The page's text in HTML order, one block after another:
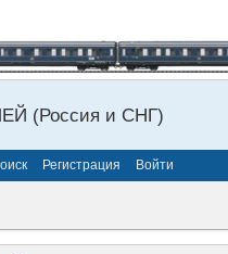
(Россия и СНГ)
Регистрация Войти